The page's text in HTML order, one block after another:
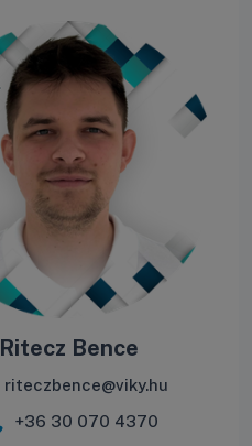
Ritecz Bence
riteczbence@viky.hu
+36 30 070 4370